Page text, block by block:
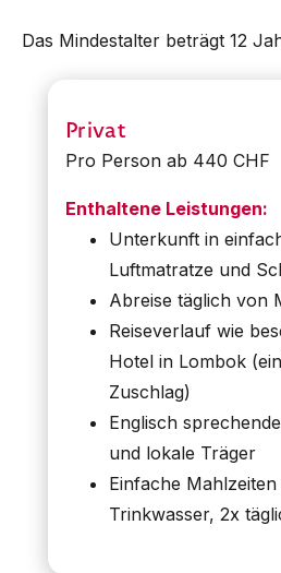
Das Mindestalter beträgt 12
Privat
Pro Person ab 440 CHF
Enthaltene Leistungen:
Unterkunft in
Luftmatratze und
Abreise täglich von
Reiseverlauf wie
Hotel in Lombok
Zuschlag)
Englisch
und lokale Träger
Einfache
Trinkwasser, 2x